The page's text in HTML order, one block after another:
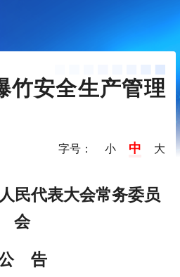
竹安全生产管理
字号： 小 中 大
民代表大会常务委员
会
告